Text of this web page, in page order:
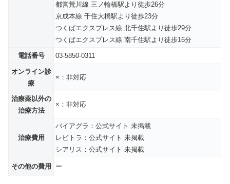
都営荒川線 三ノ輪橋駅より徒歩26分
京成本線 千住大橋駅より徒歩23分
つくばエクスプレス線 北千住駅より徒歩29分
つくばエクスプレス線 南千住駅より徒歩16分
電話番号 03-5850-0311
オンライン診
療
×：非対応
治療薬以外の
治療方法
×：非対応
治療費用
バイアグラ：公式サイト 未掲載
レビトラ：公式サイト 未掲載
シアリス：公式サイト 未掲載
その他の費用 ー